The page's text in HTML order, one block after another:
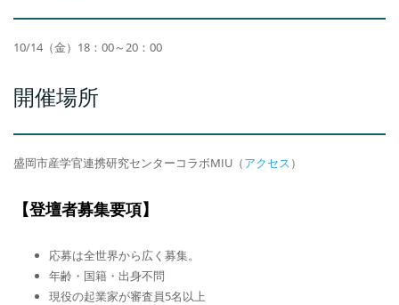
10/14（金）18：00～20：00
開催場所
盛岡市産学官連携研究センターコラボMIU（アクセス）
【登壇者募集要項】
応募は全世界から広く募集。
年齢・国籍・出身不問
現役の起業家が審査員5名以上